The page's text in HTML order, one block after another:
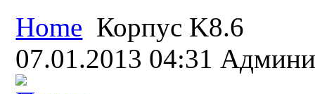
Home Корпус K8.6
07.01.2013 04:31